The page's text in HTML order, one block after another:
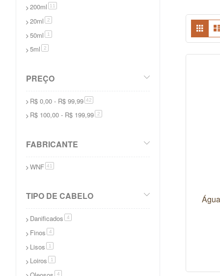
Ver
como
Grade
Rosto
TIPO DE CABELO
Cacheados
Ondulados
Coloridos
Danificados
Ruivos 1
Grisalhos
Multi Vegetal 1
Cuide-se
Promoções
Inverno
200ml 11
20ml 2itens
50ml 1
5ml 2itens
PREÇO
R$ 0,00 - R$ 99,99 42
R$ 100,00 - R$ 199,99 2itens
FABRICANTE
WNF 41
TIPO DE CABELO
Danificados 4itens
Finos 4
Lisos 1
Loiros 1
4